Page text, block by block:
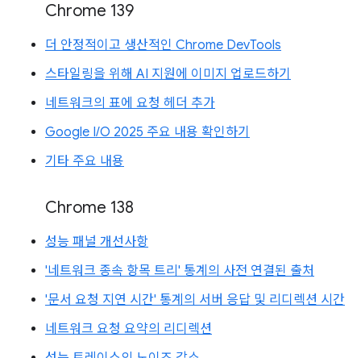
Chrome 139
더 안정적이고 생산적인 Chrome DevTools
스타일링을 위해 AI 지원에 이미지 업로드하기
네트워크의 표에 요청 헤더 추가
Google I/O 2025 주요 내용 확인하기
기타 주요 내용
Chrome 138
성능 패널 개선사항
'네트워크 종속 항목 트리' 통계의 사전 연결된 출처
'문서 요청 지연 시간' 통계의 서버 응답 및 리디렉션 시간
네트워크 요청 요약의 리디렉션